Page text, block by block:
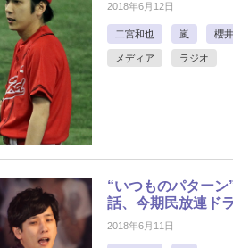
2018年6月12日
二宮和也 嵐 櫻
メディア ラジオ
“いつものパター
話、今期民放連ド
2018年6月11日